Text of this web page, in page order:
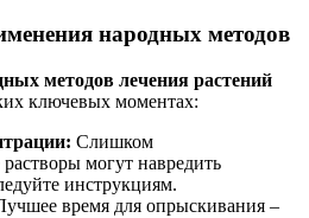
народных методов
методов лечения растений
ключевых моментах:
Слишком
могут навредить
инструкциям.
время для опрыскивания –